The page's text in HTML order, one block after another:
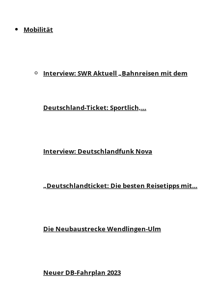
Mobilität
Interview: SWR Aktuell „Bahnreisen mit dem
Deutschland-Ticket: Sportlich,…
Interview: Deutschlandfunk Nova
„Deutschlandticket: Die besten Reisetipps mit…
Die Neubaustrecke Wendlingen-Ulm
Neuer DB-Fahrplan 2023